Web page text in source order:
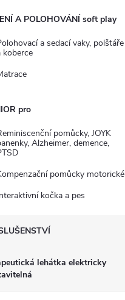
A POLOHOVÁNÍ soft play
a sedací vaky, polštáře
koberce
pro
pomůcky, JOYK
Alzheimer, demence,
pomůcky motorické
kočka a pes
lehátka elektricky